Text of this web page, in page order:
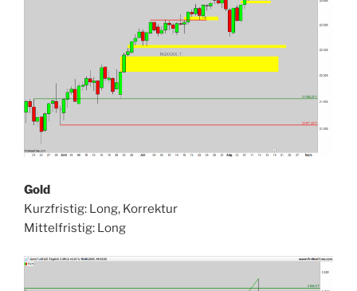
Gold
Kurzfristig: Long, Korrektur
Mittelfristig: Long